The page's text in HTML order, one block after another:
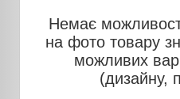
Немає
на фото товару
можливих
(дизайну,